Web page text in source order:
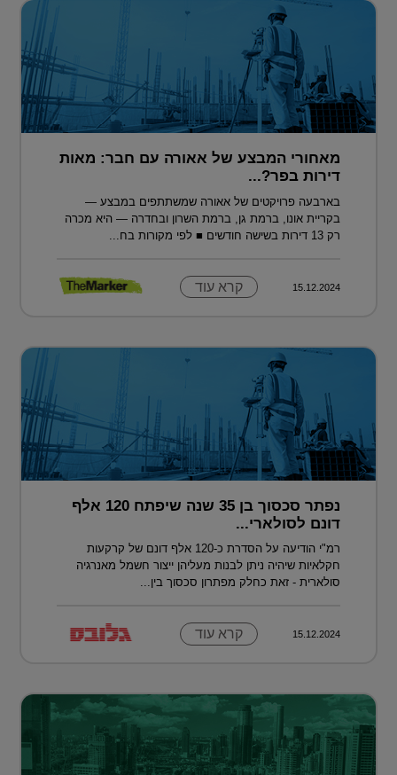
מאחורי המבצע של אאורה עם חבר: מאות
דירות בפר?...
בארבעה פרויקטים של אאורה שמשתתפים במבצע —
בקריית אונו, ברמת גן, ברמת השרון ובחדרה — היא מכרה
רק 13 דירות בשישה חודשים ■ לפי מקורות בח...
15.12.2024 קרא עוד
נפתר סכסוך בן 35 שנה שיפתח 120 אלף
דונם לסולארי...
רמ"י הודיעה על הסדרת כ-120 אלף דונם של קרקעות
חקלאיות שיהיה ניתן לבנות מעליהן ייצור חשמל מאנרגיה
סולארית - זאת כחלק מפתרון סכסוך בין...
15.12.2024 קרא עוד